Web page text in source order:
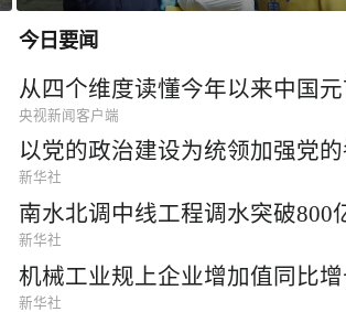
今日要闻
从四个维度读懂今年以来中国
央视新闻客户端
以党的政治建设为统领加强党
新华社
南水北调中线工程调水突破800
新华社
机械工业规上企业增加值同比增
新华社